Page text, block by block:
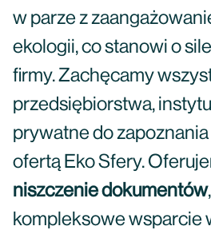
w parze z
ekologii, co stanowi o
firmy. Zachęcamy
przedsiębiorstwa,
prywatne do zapoznania
ofertą Eko Sfery.
niszczenie dokumentów
kompleksowe wsparcie